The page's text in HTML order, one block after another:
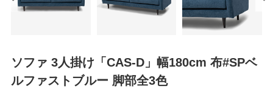
ソファ 3人掛け「CAS-D」幅180cm 布#SPベ
ルファストブルー 脚部全3色